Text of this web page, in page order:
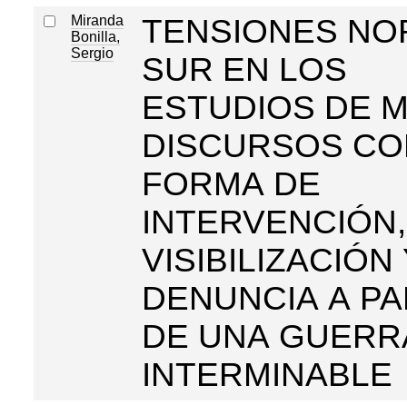
Miranda
Bonilla,
Sergio
TENSIONES
SUR EN LOS
ESTUDIOS DE
DISCURSOS
FORMA DE
INTERVENCIÓN,
VISIBILIZACIÓN
DENUNCIA A
DE UNA
INTERMINABLE